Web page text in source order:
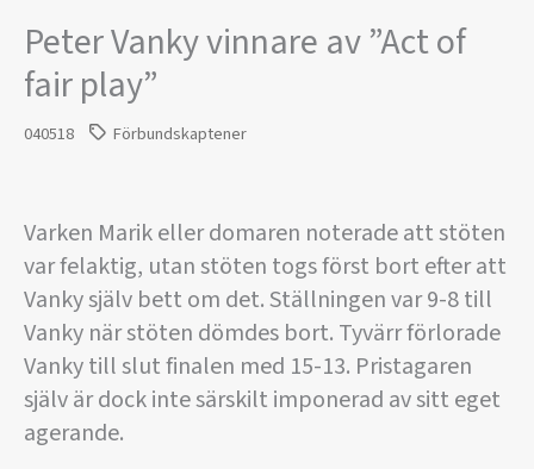
Peter Vanky vinnare av ”Act of
fair play”
040518 Förbundskaptener
Varken Marik eller domaren noterade att stöten
var felaktig, utan stöten togs först bort efter att
Vanky själv bett om det. Ställningen var 9-8 till
Vanky när stöten dömdes bort. Tyvärr förlorade
Vanky till slut finalen med 15-13. Pristagaren
själv är dock inte särskilt imponerad av sitt eget
agerande.